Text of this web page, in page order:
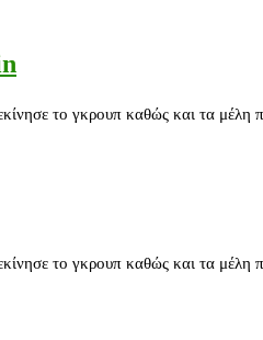
το γκρουπ καθώς και τα
το γκρουπ καθώς και τα